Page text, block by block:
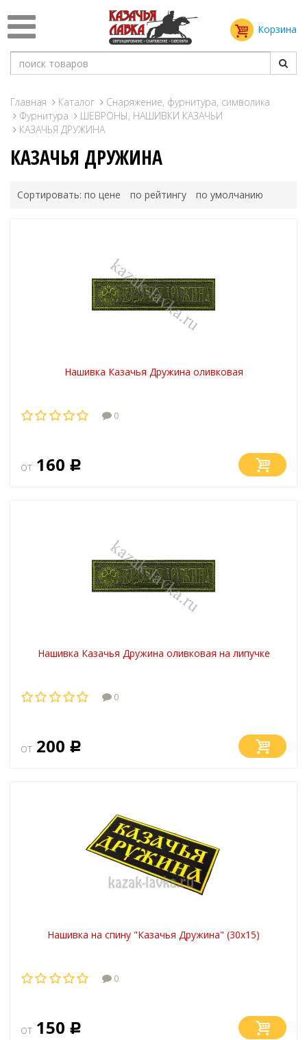
Корзина
Главная Каталог
Снаряжение, фурнитура, символика
Фурнитура
ШЕВРОНЫ, НАШИВКИ КАЗАЧЬИ
КАЗАЧЬЯ ДРУЖИНА
КАЗАЧЬЯ ДРУЖИНА
Сортировать: по цене по рейтингу по умолчанию
Нашивка Казачья Дружина оливковая
0
от 160 Р
Нашивка Казачья Дружина оливковая на липучке
0
от 200 Р
Нашивка на спину "Казачья Дружина" (30х15)
0
от 150 Р